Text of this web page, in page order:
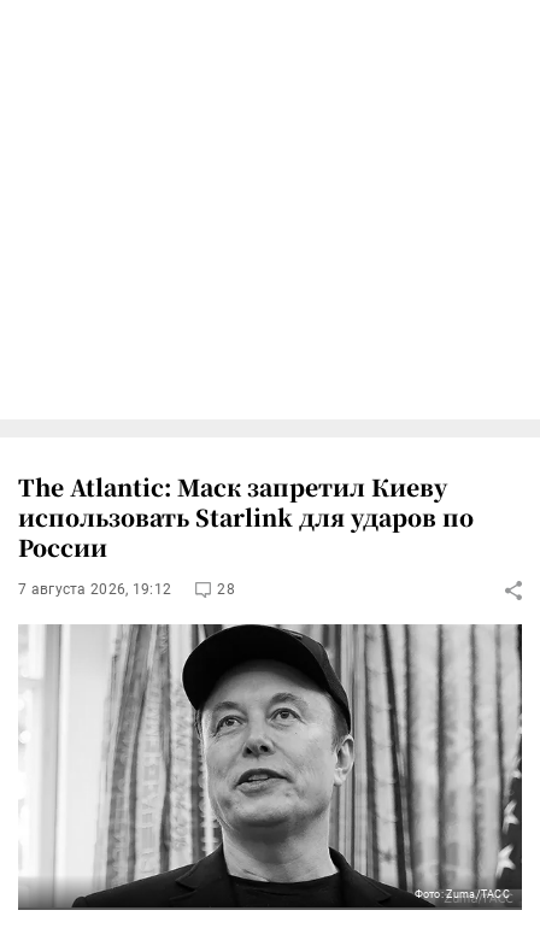
The Atlantic: Маск запретил Киеву
использовать Starlink для ударов по
России
7 августа 2026, 19:12 28
Фото: Zuma/ТАСС